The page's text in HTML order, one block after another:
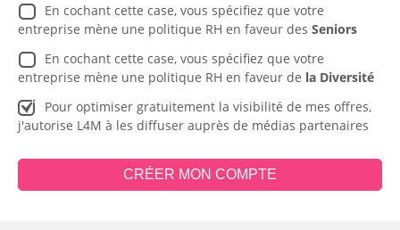
En cochant cette case, vous spécifiez que votre
entreprise mène une politique RH en faveur des Seniors
En cochant cette case, vous spécifiez que votre
entreprise mène une politique RH en faveur de la Diversité
Pour optimiser gratuitement la visibilité de mes offres,
j'autorise L4M à les diffuser auprès de médias partenaires
CRÉER MON COMPTE